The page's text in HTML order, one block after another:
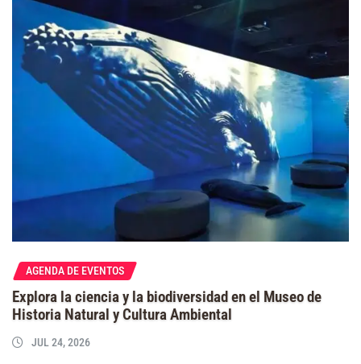
AGENDA DE EVENTOS
Explora la ciencia y la biodiversidad en el Museo de
Historia Natural y Cultura Ambiental
JUL 24, 2026